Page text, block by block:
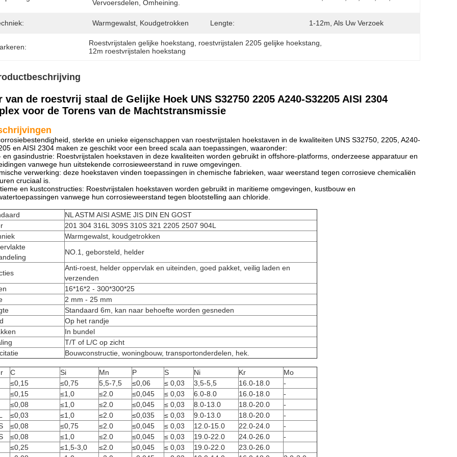
Vervoersdelen, Omheining.
Warmgewalst, Koudgetrokken Lengte: 1-12m, Als Uw Verzoek
Roestvrijstalen gelijke hoekstang roestvrijstalen 2205 gelijke hoekstang
12m roestvrijstalen hoekstang
van de roestvrij staal de Gelijke Hoek UNS S32750 2205 A240-S32205 AISI 2304
voor de Torens van de Machtstransmissie
sterkte en unieke eigenschappen van roestvrijstalen hoekstaven in de kwaliteiten UNS S32750, 2205, A240-
en AISI 2304 maken ze geschikt voor een breed scala aan toepassingen, waaronder:
en gasindustrie: Roestvrijstalen hoekstaven in deze kwaliteiten worden gebruikt in offshore-platforms, onderzeese apparatuur en
vanwege hun uitstekende corrosieweerstand in ruwe omgevingen.
verwerking: deze hoekstaven vinden toepassingen in chemische fabrieken, waar weerstand tegen corrosieve chemicaliën
cruciaal is.
en kustconstructies: Roestvrijstalen hoekstaven worden gebruikt in maritieme omgevingen, kustbouw en
vanwege hun corrosieweerstand tegen blootstelling aan chloride.
NL ASTM AISI ASME JIS DIN EN GOST
201 304 316L 309S 310S 321 2205 2507 904L
Warmgewalst, koudgetrokken
NO.1, geborsteld, helder
Anti-roest, helder oppervlak en uiteinden, goed pakket, veilig laden en
verzenden
16*16*2 - 300*300*25
2 mm - 25 mm
Standaard 6m, kan naar behoefte worden gesneden
Op het randje
In bundel
T/T of L/C op zicht
Bouwconstructie, woningbouw, transportonderdelen, hek.
C Si Mn P S Ni Kr
Mo
≤0,15
≤0,75 5,5-7,5 ≤0,06 ≤ 0,03 3,5-5,5 16.0-18.0
-
≤0,15
≤1,0 ≤2.0 ≤0,045 ≤ 0,03 6.0-8.0 16.0-18.0
-
≤0,08
≤1,0 ≤2.0 ≤0,045 ≤ 0,03 8.0-13.0 18.0-20.0
-
≤0,03 ≤1,0 ≤2.0 ≤0,035 ≤ 0,03 9.0-13.0 18.0-20.0
-
≤0,08 ≤0,75 ≤2.0 ≤0,045 ≤ 0,03 12.0-15.0 22.0-24.0
-
≤0,08 ≤1,0 ≤2.0 ≤0,045 ≤ 0,03 19.0-22.0 24.0-26.0
-
≤0,25
≤1,5-3,0 ≤2.0 ≤0,045 ≤ 0,03 19.0-22.0
23.0-26.0